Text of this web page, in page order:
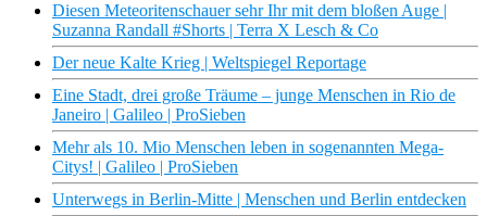
Diesen Meteoritenschauer sehr Ihr mit dem bloßen Auge |
Suzanna Randall #Shorts | Terra X Lesch & Co
Der neue Kalte Krieg | Weltspiegel Reportage
Eine Stadt, drei große Träume – junge Menschen in Rio de
Janeiro | Galileo | ProSieben
Mehr als 10. Mio Menschen leben in sogenannten Mega-
Citys! | Galileo | ProSieben
Unterwegs in Berlin-Mitte | Menschen und Berlin entdecken